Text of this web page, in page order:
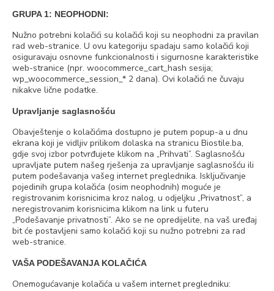
GRUPA 1: NEOPHODNI:
Nužno potrebni kolačići su kolačići koji su neophodni za pravilan
rad web-stranice. U ovu kategoriju spadaju samo kolačići koji
osiguravaju osnovne funkcionalnosti i sigurnosne karakteristike
web-stranice (npr. woocommerce_cart_hash sesija;
wp_woocommerce_session_* 2 dana). Ovi kolačići ne čuvaju
nikakve lične podatke.
Upravljanje saglasnošću
Obavještenje o kolačićima dostupno je putem popup-a u dnu
ekrana koji je vidljiv prilikom dolaska na stranicu Biostile.ba,
gdje svoj izbor potvrđujete klikom na „Prihvati”. Saglasnošću
upravljate putem našeg rješenja za upravljanje saglasnošću ili
putem podešavanja vašeg internet preglednika. Isključivanje
pojedinih grupa kolačića (osim neophodnih) moguće je
registrovanim korisnicima kroz nalog, u odjeljku „Privatnost”, a
neregistrovanim korisnicima klikom na link u futeru
„Podešavanje privatnosti”. Ako se ne opredijelite, na vaš uređaj
bit će postavljeni samo kolačići koji su nužno potrebni za rad
web-stranice.
VAŠA PODEŠAVANJA KOLAČIĆA
Onemogućavanje kolačića u vašem internet pregledniku: